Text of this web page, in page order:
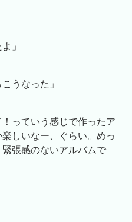
」
うなった」
！っていう感じで作ったア
しいなー、ぐらい。めっ
張感のないアルバムで